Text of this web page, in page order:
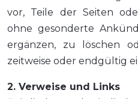
vor, Teile der Seiten
ohne gesonderte
ergänzen, zu löschen
zeitweise oder endgültig
2. Verweise und Links